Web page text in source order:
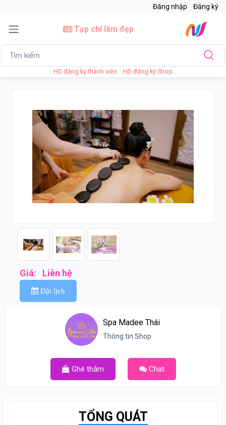
Đăng nhập Đăng ký
Tạp chí làm đẹp
HD đăng ký thành viên HD đăng ký Shop
Giá: Liên hệ
Đặt lịch
Spa Madee Thái
Thông tin Shop
Ghé thắm Chat
TỔNG QUÁT